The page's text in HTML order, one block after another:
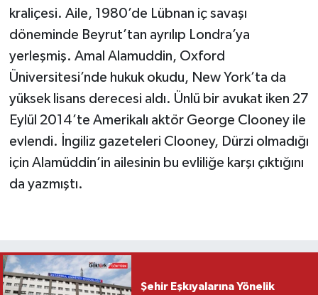
kraliçesi. Aile, 1980’de Lübnan iç savaşı
döneminde Beyrut’tan ayrılıp Londra’ya
yerleşmiş. Amal Alamuddin, Oxford
Üniversitesi’nde hukuk okudu, New York’ta da
yüksek lisans derecesi aldı. Ünlü bir avukat iken 27
Eylül 2014’te Amerikalı aktör George Clooney ile
evlendi. İngiliz gazeteleri Clooney, Dürzi olmadığı
için Alamüddin’in ailesinin bu evliliğe karşı çıktığını
da yazmıştı.
Şehir Eşkıyalarına Yönelik